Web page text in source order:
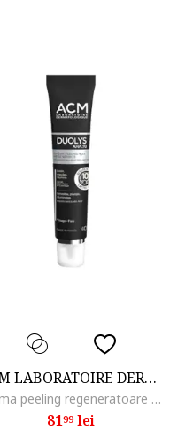
ACM LABORATOIRE DERMATOLOGIQUE
Crema peeling regeneratoare de noapte, Acm Duolys, 40 ml
8199lei